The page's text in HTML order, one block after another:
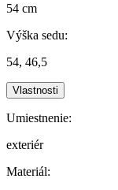
54 cm
Výška sedu:
54, 46,5
Vlastnosti
Umiestnenie:
exteriér
Materiál: